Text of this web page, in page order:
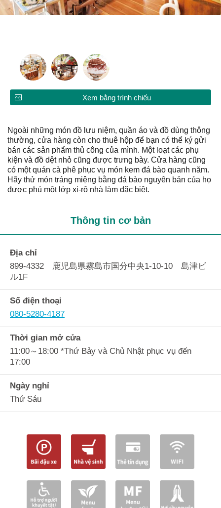
Xem bằng trình chiếu
Ngoài những món đồ lưu niệm, quần áo và đồ dùng thông
thường, cửa hàng còn cho thuê hộp để bạn có thể ký gửi
bán các sản phẩm thủ công của mình. Một loạt các phụ
kiện và đồ dệt nhỏ cũng được trưng bày. Cửa hàng cũng
có một quán cà phê phục vụ món kem đá bào quanh năm.
Hãy thử món tráng miệng bằng đá bào nguyên bản của họ
được phủ một lớp xi-rô nhà làm đặc biệt.
Thông tin cơ bản
Địa chỉ
899-4332 鹿児島県霧島市国分中央1-10-10 島津ビ
ル1F
Số điện thoại
080-5280-4187
Thời gian mở cửa
11:00～18:00 *Thứ Bảy và Chủ Nhật phục vụ đến
17:00
Ngày nghỉ
Thứ Sáu